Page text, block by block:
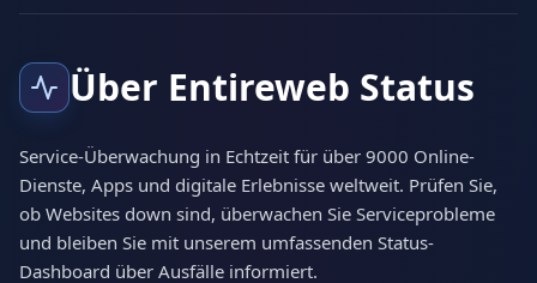
Über Entireweb Status
Service-Überwachung in Echtzeit für über 9000 Online-
Dienste, Apps und digitale Erlebnisse weltweit. Prüfen Sie,
ob Websites down sind, überwachen Sie Serviceprobleme
und bleiben Sie mit unserem umfassenden Status-
Dashboard über Ausfälle informiert.